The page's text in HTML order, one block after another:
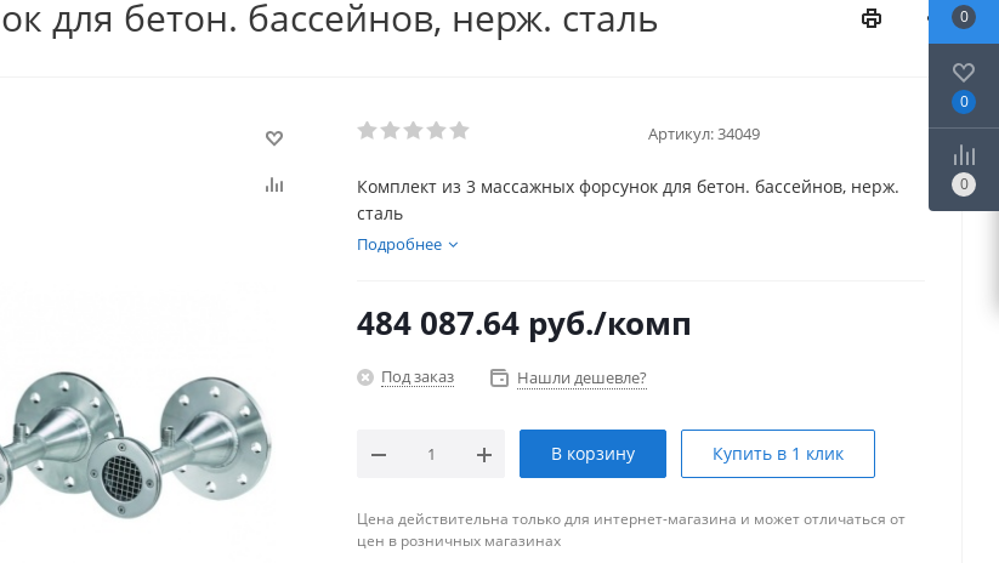
для бетон. бассейнов, нерж. сталь
Артикул:34049
Комплект из 3 массажных форсунок для бетон. бассейнов, нерж.
сталь
Подробнее
484 087.64 руб./комп
Под заказ Нашли дешевле?
В корзину Купить в 1 клик
Цена действительна только для интернет-магазина и может отличаться от
цен в розничных магазинах
0
0
0